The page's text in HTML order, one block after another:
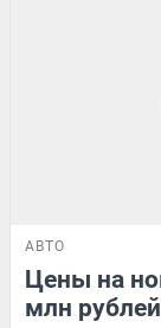
АВТО
Цены на
млн рублей